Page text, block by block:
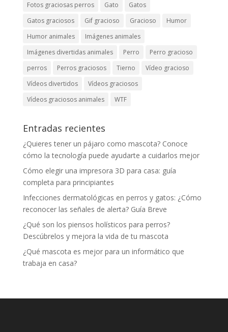
Fotos graciosas perros
Gato
Gatos
Gatos graciosos
Gif gracioso Gracioso
Humor
Humor animales
Imágenes animales
Imágenes divertidas animales
Perro
Perro gracioso
perros
Perros graciosos Tierno
Vídeo gracioso
Vídeos divertidos
Vídeos graciosos
Vídeos graciosos animales
WTF
Entradas recientes
¿Quieres tener un pájaro como mascota? Conoce
cómo la tecnología puede ayudarte a cuidarlos mejor
Cómo elegir una impresora 3D para casa: guía
completa para principiantes
Infecciones dermatológicas en perros y gatos: ¿Cómo
reconocer las señales de alerta? Guía Breve
¿Qué son los piensos holísticos para perros?
Descúbrelos y mejora la vida de tu mascota
¿Qué mascota es mejor para un informático que
trabaja en casa?